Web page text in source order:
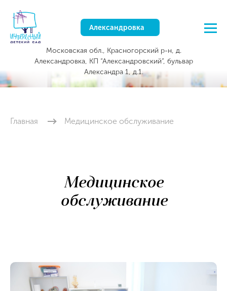
Александровка
Московская обл., Красногорский р-н, д.
Александровка, КП “Александровский”, бульвар
Александра 1, д.1.
Главная Медицинское обслуживание
Медицинское
обслуживание